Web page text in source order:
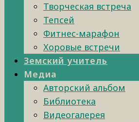
Творческая встреча
Тепсей
Фитнес-марафон
Хоровые встречи
Земский учитель
Медиа
Авторский альбом
Библиотека
Видеогалерея